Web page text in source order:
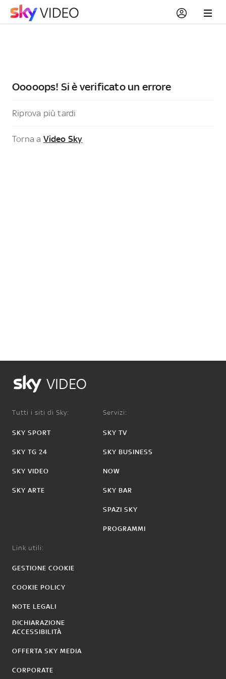
Ooooops! Si è verificato un errore
Riprova più tardi
Torna a Video Sky
VIDEO
Tutti i siti di Sky:
SKY SPORT
SKY TG 24
SKY VIDEO
SKY ARTE
Servizi:
SKY TV
SKY BUSINESS
NOW
SKY BAR
SPAZI SKY
PROGRAMMI
Link utili:
GESTIONE COOKIE
COOKIE POLICY
NOTE LEGALI
DICHIARAZIONE
ACCESSIBILITÀ
OFFERTA SKY MEDIA
CORPORATE